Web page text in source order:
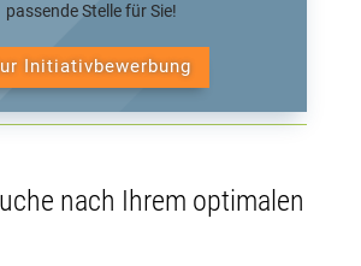
passende Stelle für Sie!
Initiativbewerbung
nach Ihrem optimalen